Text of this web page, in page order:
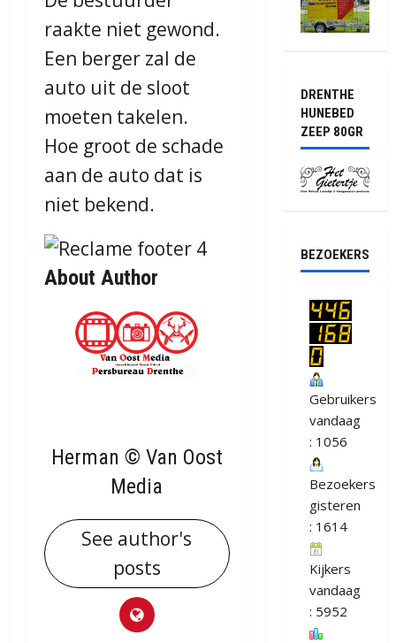
raakte niet gewond.
Een berger zal de
auto uit de sloot
moeten takelen.
Hoe groot de schade
aan de auto dat is
niet bekend.
About Author
Herman © Van Oost
Media
See author's
posts
DRENTHE
HUNEBED
ZEEP 80GR
BEZOEKERS
Gebruikers
vandaag
: 1056
Bezoekers
gisteren
: 1614
Kijkers
vandaag
: 5952